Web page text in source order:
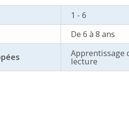
1 - 6
De 6 à 8 ans
Apprentissage
lecture